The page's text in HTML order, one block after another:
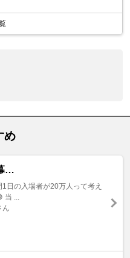
め
…
1日の入場者が20万人って考え
...
ん